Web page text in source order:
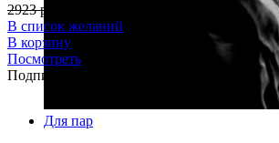
Для пар
2923р.
В список желаний
В корзину
Посмотреть
Подписка на новости